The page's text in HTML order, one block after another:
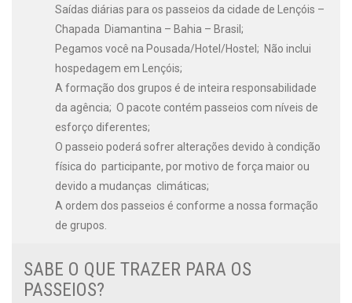
Saídas diárias para os passeios da cidade de Lençóis –
Chapada Diamantina – Bahia – Brasil;
Pegamos você na Pousada/Hotel/Hostel; Não inclui
hospedagem em Lençóis;
A formação dos grupos é de inteira responsabilidade
da agência; O pacote contém passeios com níveis de
esforço diferentes;
O passeio poderá sofrer alterações devido à condição
física do participante, por motivo de força maior ou
devido a mudanças climáticas;
A ordem dos passeios é conforme a nossa formação
de grupos.
SABE O QUE TRAZER PARA OS
PASSEIOS?